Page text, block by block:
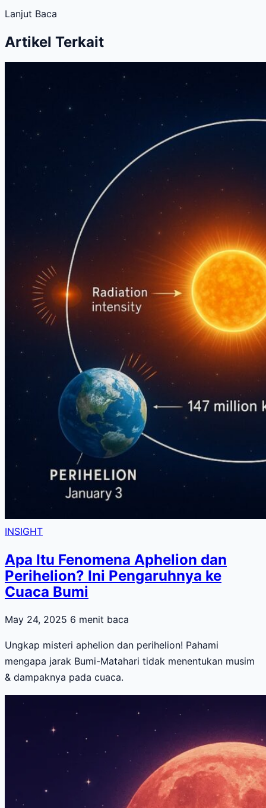
Lanjut Baca
Artikel Terkait
INSIGHT
Apa Itu Fenomena Aphelion dan
Perihelion? Ini Pengaruhnya ke
Cuaca Bumi
May 24, 2025 6 menit baca
Ungkap misteri aphelion dan perihelion! Pahami
mengapa jarak Bumi-Matahari tidak menentukan musim
& dampaknya pada cuaca.